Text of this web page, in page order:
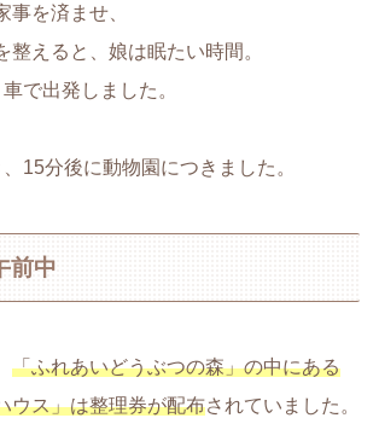
事を済ませ、
整えると、娘は眠たい時間。
で出発しました。
15分後に動物園につきました。
前中
「ふれあいどうぶつの森」の中にある
ウス」は整理券が配布されていました。